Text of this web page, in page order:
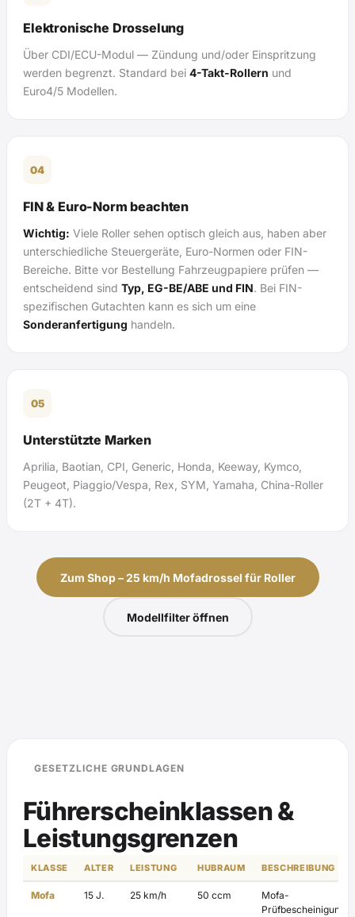
Elektronische Drosselung
Über CDI/ECU-Modul — Zündung und/oder Einspritzung
werden begrenzt. Standard bei 4-Takt-Rollern und
Euro4/5 Modellen.
04
FIN & Euro-Norm beachten
Wichtig: Viele Roller sehen optisch gleich aus, haben aber
unterschiedliche Steuergeräte, Euro-Normen oder FIN-
Bereiche. Bitte vor Bestellung Fahrzeugpapiere prüfen —
entscheidend sind Typ, EG-BE/ABE und FIN. Bei FIN-
spezifischen Gutachten kann es sich um eine
Sonderanfertigung handeln.
05
Unterstützte Marken
Aprilia, Baotian, CPI, Generic, Honda, Keeway, Kymco,
Peugeot, Piaggio/Vespa, Rex, SYM, Yamaha, China-Roller
(2T + 4T).
Zum Shop – 25 km/h Mofadrossel für Roller
Modellfilter öffnen
GESETZLICHE GRUNDLAGEN
Führerscheinklassen &
Leistungsgrenzen
KLASSE ALTER LEISTUNG HUBRAUM BESCHREIBUNG
Mofa 15 J. 25 km/h 50 ccm
Mofa-
Prüfbescheinigung